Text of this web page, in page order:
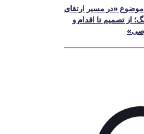
«در مسیر ارتقای
از تصمیم تا اقدام و